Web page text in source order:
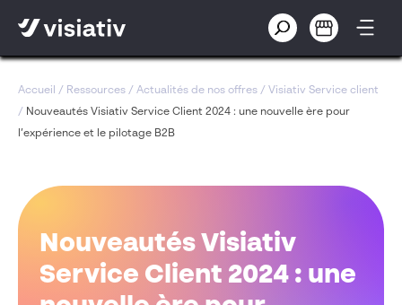
Accueil / Ressources / Actualités de nos offres / Visiativ Service client
/ Nouveautés Visiativ Service Client 2024 : une nouvelle ère pour
l’expérience et le pilotage B2B
Nouveautés Visiativ
Service Client 2024 : une